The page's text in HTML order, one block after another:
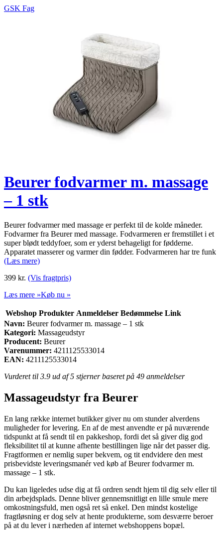
GSK Fag
Beurer fodvarmer m. massage
– 1 stk
Beurer fodvarmer med massage er perfekt til de kolde måneder.
Fodvarmer fra Beurer med massage. Fodvarmeren er fremstillet i et
super blødt teddyfoer, som er yderst behageligt for fødderne.
Apparatet masserer og varmer din fødder. Fodvarmeren har tre funk
(Læs mere)
399 kr. (Vis fragtpris)
Læs mere »Køb nu »
Webshop Produkter Anmeldelser Bedømmelse Link
Navn: Beurer fodvarmer m. massage – 1 stk
Kategori: Massageudstyr
Producent: Beurer
Varenummer: 4211125533014
EAN: 4211125533014
Vurderet til 3.9 ud af 5 stjerner baseret på 49 anmeldelser
Massageudstyr fra Beurer
En lang række internet butikker giver nu om stunder alverdens
muligheder for levering. En af de mest anvendte er på nuværende
tidspunkt at få sendt til en pakkeshop, fordi det så giver dig god
fleksibilitet til at kunne afhente bestillingen lige når det passer dig.
Fragtformen er nemlig super bekvem, og tit endvidere den mest
prisbevidste leveringsmanér ved køb af Beurer fodvarmer m.
massage – 1 stk.
Du kan ligeledes udse dig at få ordren sendt hjem til dig selv eller til
din arbejdsplads. Denne bliver gennemsnitligt en lille smule mere
omkostningsfuld, men også ret så enkel. Den mindst kostelige
fragtløsning er dog selv at hente produkterne, som desværre beroer
på at du lever i nærheden af internet webshoppens bopæl.